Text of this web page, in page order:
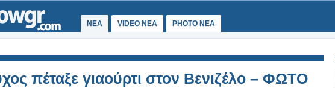
ΝΕΑ VIDEO NEA PHOTO NEA
πέταξε γιαούρτι στον Βενιζέλο – ΦΩΤΟ